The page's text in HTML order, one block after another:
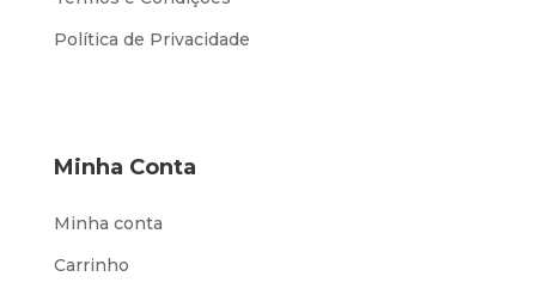
Política de Privacidade
Minha Conta
Minha conta
Carrinho